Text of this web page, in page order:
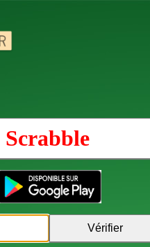
Scrabble